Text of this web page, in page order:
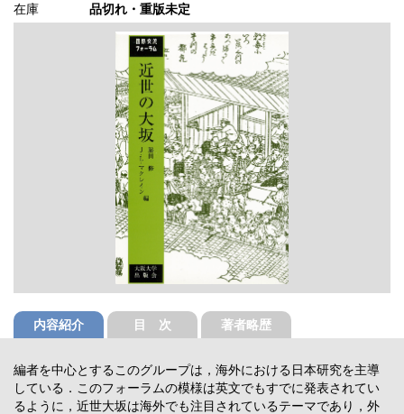
在庫
品切れ・重版未定
内容紹介 目 次 著者略歴
編者を中心とするこのグループは，海外における日本研究を主導
している．このフォーラムの模様は英文でもすでに発表されてい
るように，近世大坂は海外でも注目されているテーマであり，外